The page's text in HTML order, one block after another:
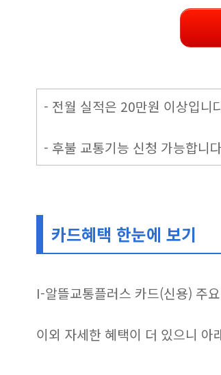
- 전월 실적은 20만원 이상입니
- 후불 교통기능 신청 가능합니
카드혜택 한눈에 보기
I-알뜰교통플러스 카드(신용) 주
이외 자세한 혜택이 더 있으니 아